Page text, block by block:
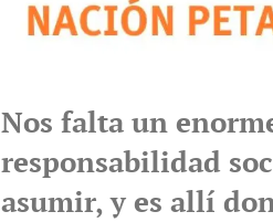
Nos falta un
responsabilidad
asumir, y es allí